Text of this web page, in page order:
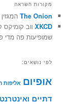
מקורות השראה
The Onion
XKCD ווב
שמופיעות פה מדי
לפי נושאים:
אופיום אליפות
דתיים ואינטרנט